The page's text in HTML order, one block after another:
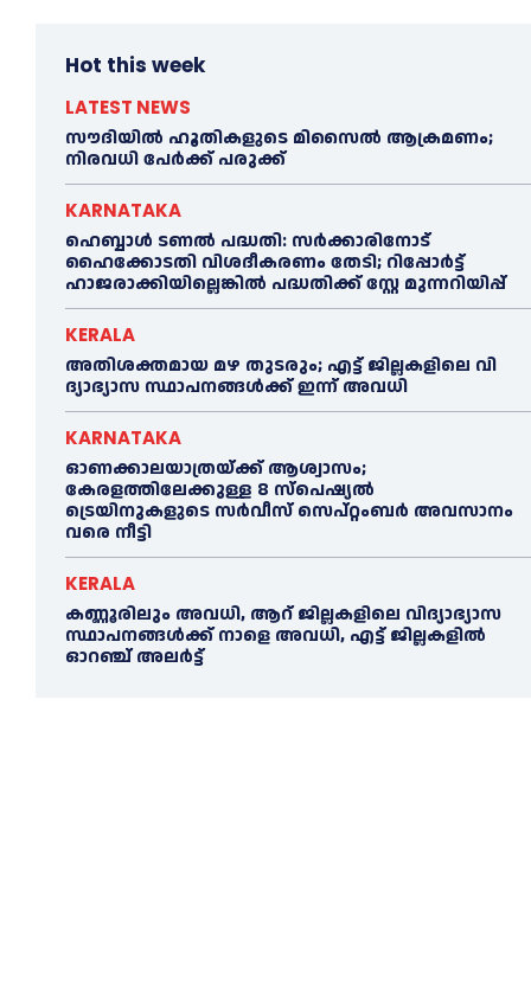
Hot this week
LATEST NEWS
സൗദിയിൽ ഹൂതികളുടെ മിസൈൽ ആക്രമണം;
നിരവധി പേർക്ക് പരുക്ക്
KARNATAKA
ഹെബ്ബാൾ ടണൽ പദ്ധതി: സർക്കാരിനോട്
ഹൈക്കോടതി വിശദീകരണം തേടി; റിപ്പോർട്ട്
ഹാജരാക്കിയില്ലെങ്കിൽ പദ്ധതിക്ക് സ്റ്റേ മുന്നറിയിപ്പ്
KERALA
അതിശക്തമായ മഴ തുടരും; എട്ട് ജി​ല്ല​ക​ളി​ലെ വി​
ദ്യാ​ഭ്യാ​സ സ്ഥാ​പ​ന​ങ്ങ​ൾ​ക്ക് ഇ​ന്ന് അ​വ​ധി
KARNATAKA
ഓണക്കാലയാത്രയ്ക്ക് ആശ്വാസം;
കേരളത്തിലേക്കുള്ള 8 സ്പെഷ്യൽ
ട്രെയിനുകളുടെ സർവീസ് സെപ്റ്റംബർ അവസാനം
വരെ നീട്ടി
KERALA
കണ്ണൂരിലും അവധി, ആറ് ജില്ലകളിലെ വിദ്യാഭ്യാസ
സ്ഥാപനങ്ങൾക്ക് നാളെ അവധി, എട്ട് ജില്ലകളിൽ
ഓറഞ്ച് അലർട്ട്